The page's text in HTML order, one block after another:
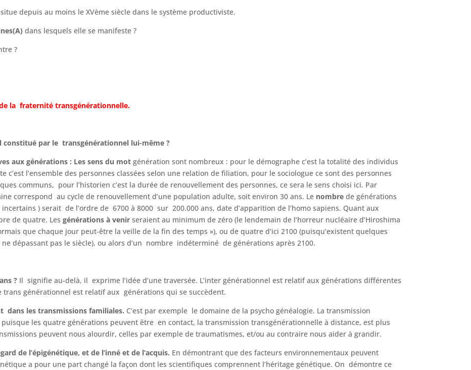
depuis au moins le XVème siècle dans le système productiviste.
dans lesquels elle se manifeste ?
?
la fraternité transgénérationnelle.
constitué par le transgénérationnel lui-même ?
aux générations : Les sens du motgénération sont nombreux : pour le démographe c’est la totalité des individus
c’est l’ensemble des personnes classées selon une relation de filiation, pour le sociologue ce sont des personnes
communs, pour l’historien c’est la durée de renouvellement des personnes, ce sera le sens choisi ici. Par
correspond au cycle de renouvellement d’une population adulte, soit environ 30 ans. Le nombrede générations
incertains ) serait de l’ordre de 6700 à 8000 sur 200.000 ans, date d’apparition de l’homo sapiens. Quant aux
de quatre. Lesgénérations à venir seraient au minimum de zéro (le lendemain de l’horreur nucléaire d’Hiroshima
que chaque jour peut-être la veille de la fin des temps »), ou de quatre d’ici 2100 (puisqu’existent quelques
dépassant pas le siècle), ou alors d’un nombre indéterminé de générations après 2100.
? Il signifie au-delà, il exprime l’idée d’une traversée. L’inter générationnel est relatif aux générations différentes
générationnel est relatif aux générations qui se succèdent.
dans les transmissions familiales. C’est par exemple le domaine de la psycho généalogie. La transmission
les quatre générations peuvent être en contact, la transmission transgénérationnelle à distance, est plus
peuvent nous alourdir, celles par exemple de traumatismes, et/ou au contraire nous aider à grandir.
de l’épigénétique, et de l’inné et de l’acquis. En démontrant que des facteurs environnementaux peuvent
a pour une part changé la façon dont les scientifiques comprennent l’héritage génétique. On démontre ce